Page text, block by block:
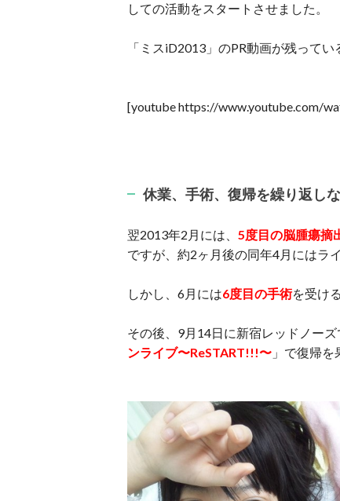
しての活動をスタートさせました。
「ミスiD2013」のPR動画が残って
[youtube https://www.youtube.com/
休業、手術、復帰を繰り返し
翌2013年2月には、 5度目の脳腫瘍摘
ですが、約2ヶ月後の同年4月にはラ
しかし、6月には6度目の手術を受け
その後、9月14日に新宿レッドノー
ンライブ〜ReSTART!!!〜 」で復帰を